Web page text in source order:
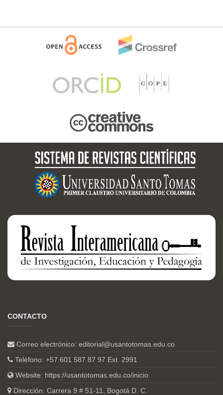
CONTACTO
Correo electrónico: editorial@usantotomas.edu.co
Teléfono: +57 601 587 87 97 Ext. 2991
Website: https://usantotomas.edu.co/inicio
Dirección: Carrera 9 # 51-11, Bogotá D. C.